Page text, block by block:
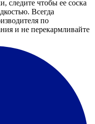
следите чтобы ее соска
Всегда
по
и не перекармливайте